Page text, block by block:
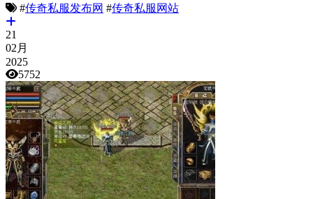
#传奇私服发布网 #传奇私服网站
21
02月
2025
5752